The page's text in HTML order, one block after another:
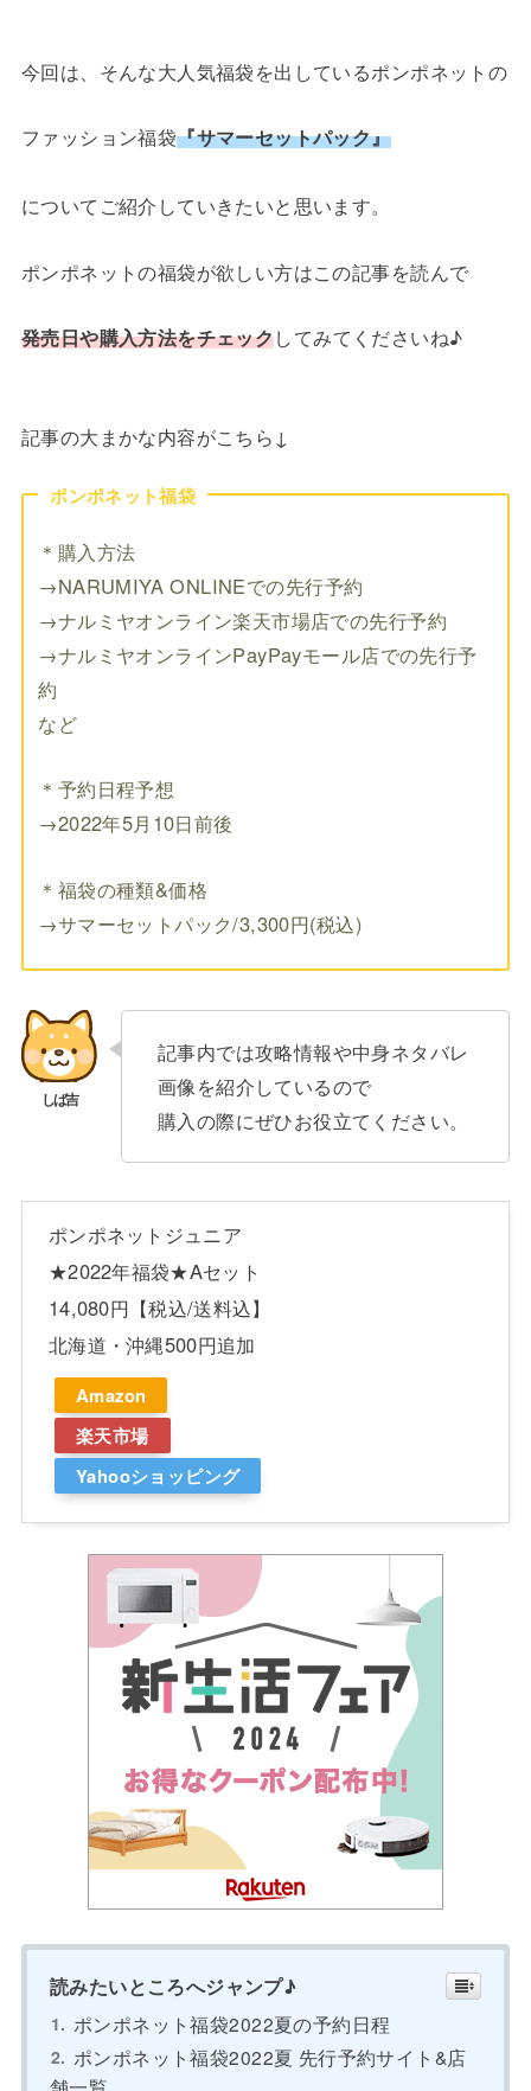
今回は、そんな大人気福袋を出しているポンポネットの
ファッション福袋『サマーセットパック』
についてご紹介していきたいと思います。
ポンポネットの福袋が欲しい方はこの記事を読んで
発売日や購入方法をチェックしてみてくださいね♪
記事の大まかな内容がこちら↓
ポンポネット福袋
＊購入方法
→NARUMIYA ONLINEでの先行予約
→ナルミヤオンライン楽天市場店での先行予約
→ナルミヤオンラインPayPayモール店での先行予
約
など
＊予約日程予想
→2022年5月10日前後
＊福袋の種類&価格
→サマーセットパック/3,300円(税込)
記事内では攻略情報や中身ネタバレ
画像を紹介しているので
購入の際にぜひお役立てください。
ポンポネットジュニア
★2022年福袋★Aセット
14,080円【税込/送料込】
北海道・沖縄500円追加
Amazon
楽天市場
Yahooショッピング
読みたいところへジャンプ♪
ポンポネット福袋2022夏の予約日程
ポンポネット福袋2022夏 先行予約サイト&店